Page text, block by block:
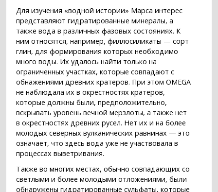
Для изучения «водной истории» Марса интерес
представляют гидратированные минералы, а
также вода в различных фазовых состояниях. К
ним относятся, например, филлосиликаты — сорт
глин, для формирования которых необходимо
много воды. Их удалось найти только на
ограниченных участках, которые совпадают с
обнажениями древних кратеров. При этом OMEGA
не наблюдала их в окрестностях кратеров,
которые должны были, предположительно,
вскрывать уровень вечной мерзлоты, а также нет
в окрестностях древних русел. Нет их и на более
молодых северных вулканических равнинах — это
означает, что здесь вода уже не участвовала в
процессах выветривания.
Также во многих местах, обычно совпадающих со
светлыми и более молодыми отложениями, были
обнаружены гидратированные сульфаты, которые